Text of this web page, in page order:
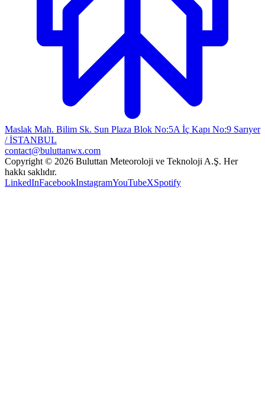
Maslak Mah. Bilim Sk. Sun Plaza Blok No:5A İç Kapı No:9 Sarıyer
/ İSTANBUL
contact@buluttanwx.com
Copyright © 2026 Buluttan Meteoroloji ve Teknoloji A.Ş. Her
hakkı saklıdır.
LinkedInFacebookInstagramYouTubeXSpotify